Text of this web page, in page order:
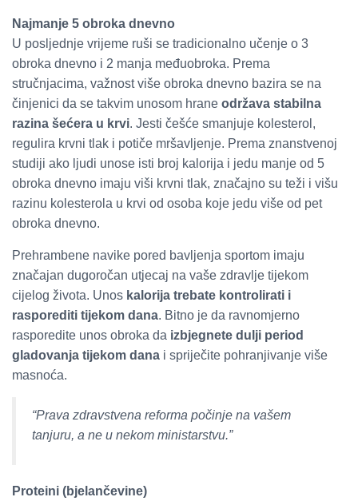
Najmanje 5 obroka dnevno
U posljednje vrijeme ruši se tradicionalno učenje o 3
obroka dnevno i 2 manja međuobroka. Prema
stručnjacima, važnost više obroka dnevno bazira se na
činjenici da se takvim unosom hrane održava stabilna
razina šećera u krvi. Jesti češće smanjuje kolesterol,
regulira krvni tlak i potiče mršavljenje. Prema znanstvenoj
studiji ako ljudi unose isti broj kalorija i jedu manje od 5
obroka dnevno imaju viši krvni tlak, značajno su teži i višu
razinu kolesterola u krvi od osoba koje jedu više od pet
obroka dnevno.
Prehrambene navike pored bavljenja sportom imaju
značajan dugoročan utjecaj na vaše zdravlje tijekom
cijelog života. Unos kalorija trebate kontrolirati i
rasporediti tijekom dana. Bitno je da ravnomjerno
rasporedite unos obroka da izbjegnete dulji period
gladovanja tijekom dana i spriječite pohranjivanje više
masnoća.
“Prava zdravstvena reforma počinje na vašem
tanjuru, a ne u nekom ministarstvu.”
Proteini (bjelančevine)